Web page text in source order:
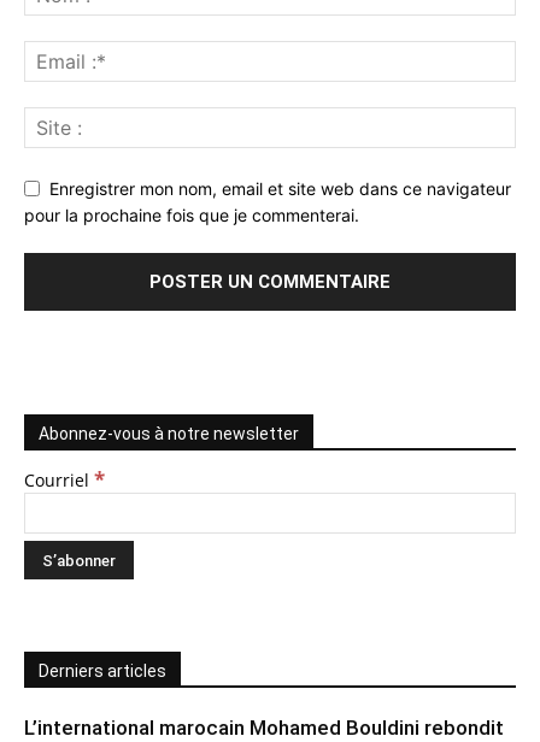
Enregistrer mon nom, email et site web dans ce navigateur
pour la prochaine fois que je commenterai.
Abonnez-vous à notre newsletter
Courriel *
Derniers articles
L’international marocain Mohamed Bouldini rebondit